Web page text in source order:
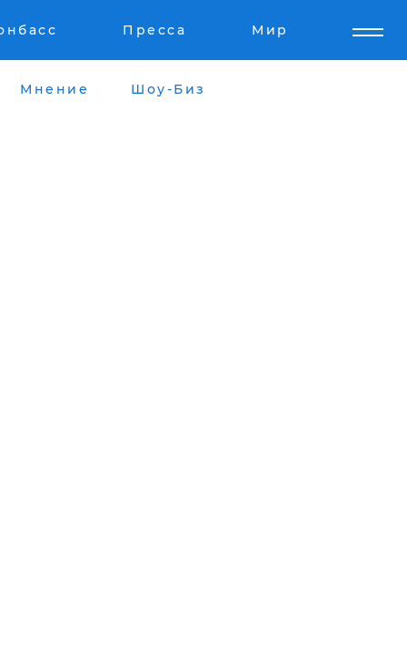
Пресса Мир
Мнение Шоу-Биз